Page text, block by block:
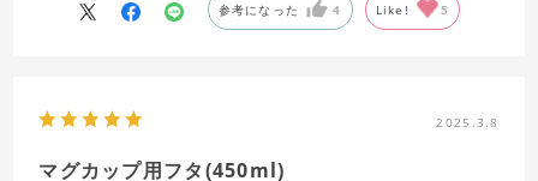
参考になった 4 Like! 5
2025.3.8
マグカップ用フタ(450ml)